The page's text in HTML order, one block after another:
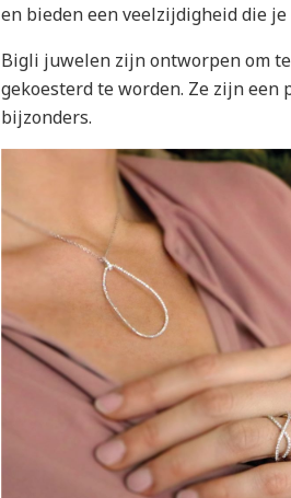
en bieden een veelzijdigheid die
Bigli juwelen zijn ontworpen om
gekoesterd te worden. Ze zijn een
bijzonders.